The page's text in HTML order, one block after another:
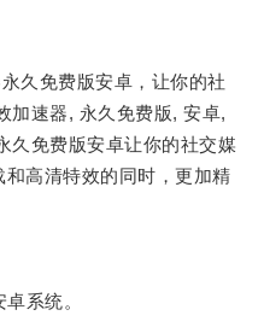
免费版安卓，让你的社
加速器, 永久免费版, 安卓,
久免费版安卓让你的社交媒
高清特效的同时，更加精
系统。